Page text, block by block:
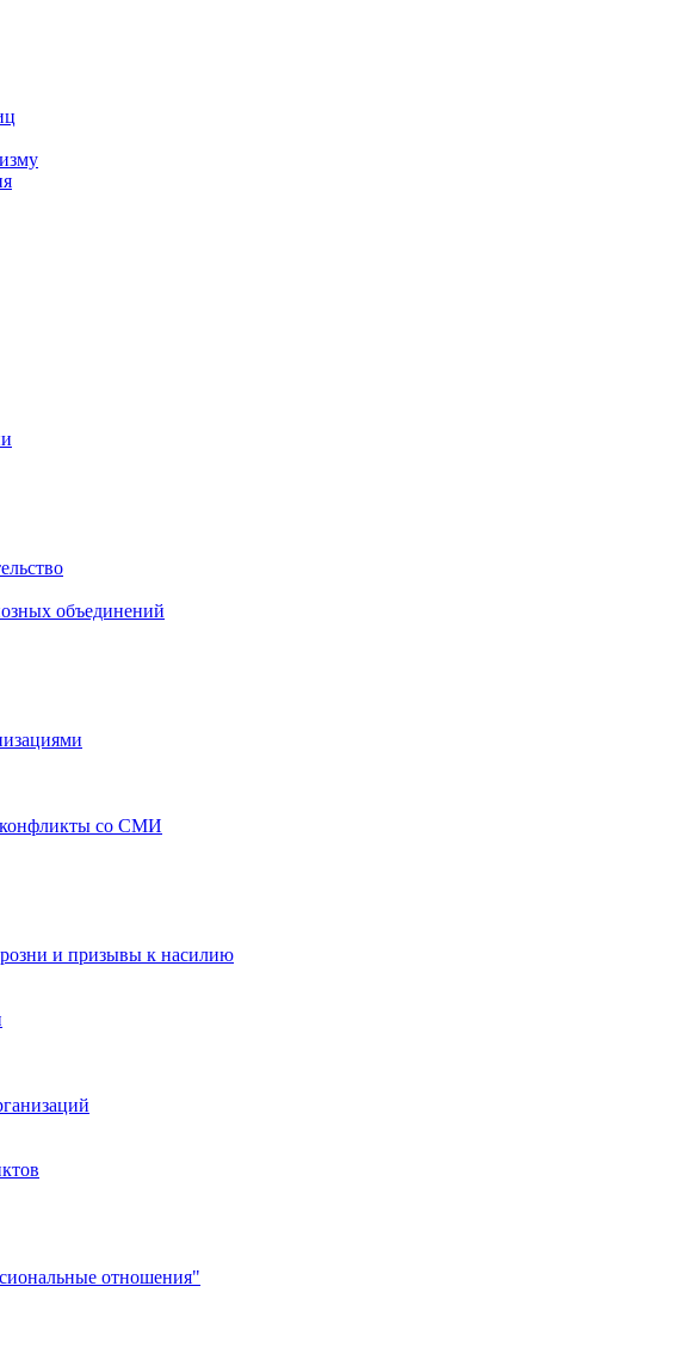
объединений
конфликты со СМИ
и призывы к насилию
отношения"